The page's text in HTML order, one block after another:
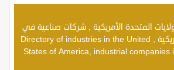
المتحدة الأمريكية , شركات صناعية في
الولايات المتحدة الأمريكية , Directory of industries in the United
States of America, industrial companies